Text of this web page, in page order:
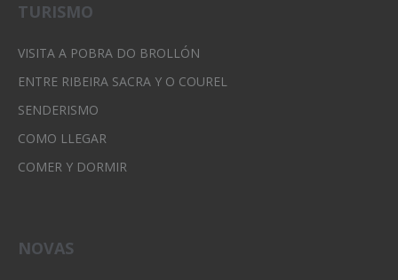
TURISMO
VISITA A POBRA DO BROLLÓN
ENTRE RIBEIRA SACRA Y O COUREL
SENDERISMO
COMO LLEGAR
COMER Y DORMIR
NOVAS